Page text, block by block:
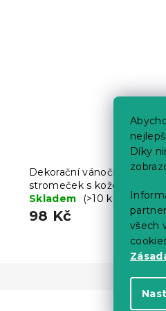
Díky
všech
Dekorační vánoční
stromeček s kožešinou
LUSH 41 cm - různé
barvy
Skladem (>10 ks)
98 Kč